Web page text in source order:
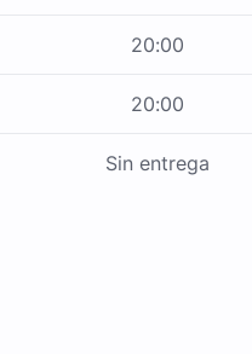
20:00
20:00
Sin entrega